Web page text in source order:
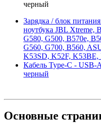
черный
Зарядка / блок
ноутбука JBL Xtreme,
G580, G500, B570e,
G560, G700, B560,
K53SD, K52F, K53BE,
Кабель Type-C - USB-
черный
Основные